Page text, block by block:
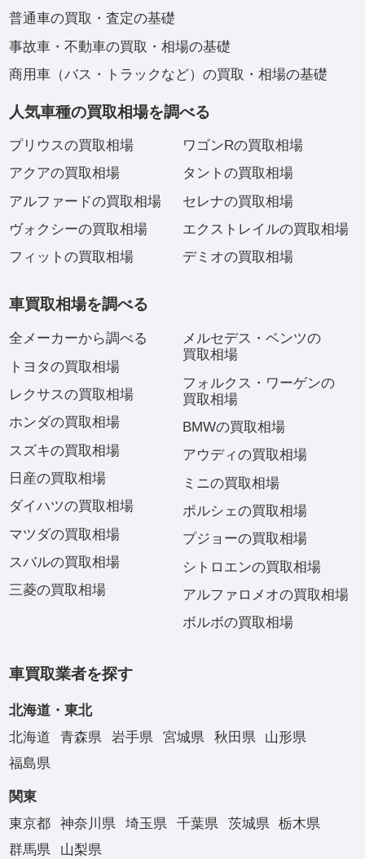
普通車の買取・査定の基礎
事故車・不動車の買取・相場の基礎
商用車（バス・トラックなど）の買取・相場の基礎
人気車種の買取相場を調べる
プリウスの買取相場
アクアの買取相場
アルファードの買取相場
ヴォクシーの買取相場
フィットの買取相場
ワゴンRの買取相場
タントの買取相場
セレナの買取相場
エクストレイルの買取相場
デミオの買取相場
車買取相場を調べる
全メーカーから調べる
トヨタの買取相場
レクサスの買取相場
ホンダの買取相場
スズキの買取相場
日産の買取相場
ダイハツの買取相場
マツダの買取相場
スバルの買取相場
三菱の買取相場
メルセデス・ベンツの
買取相場
フォルクス・ワーゲンの
買取相場
BMWの買取相場
アウディの買取相場
ミニの買取相場
ポルシェの買取相場
プジョーの買取相場
シトロエンの買取相場
アルファロメオの買取相場
ボルボの買取相場
車買取業者を探す
北海道・東北
北海道
青森県 岩手県 宮城県 秋田県
山形県
福島県
関東
東京都
神奈川県 埼玉県 千葉県 茨城県
栃木県
群馬県
山梨県